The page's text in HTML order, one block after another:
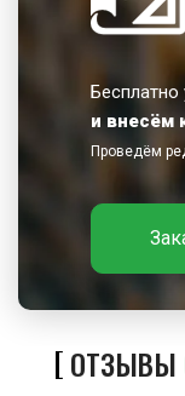
Бесплатно
и внесём
Проведём
ОТЗЫВЫ